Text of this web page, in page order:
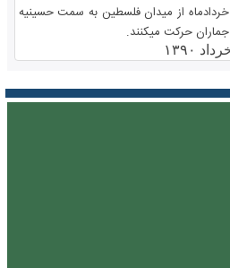
خردادماه از میدان فلسطین به سمت حسینیه
جماران حرکت میکنند.